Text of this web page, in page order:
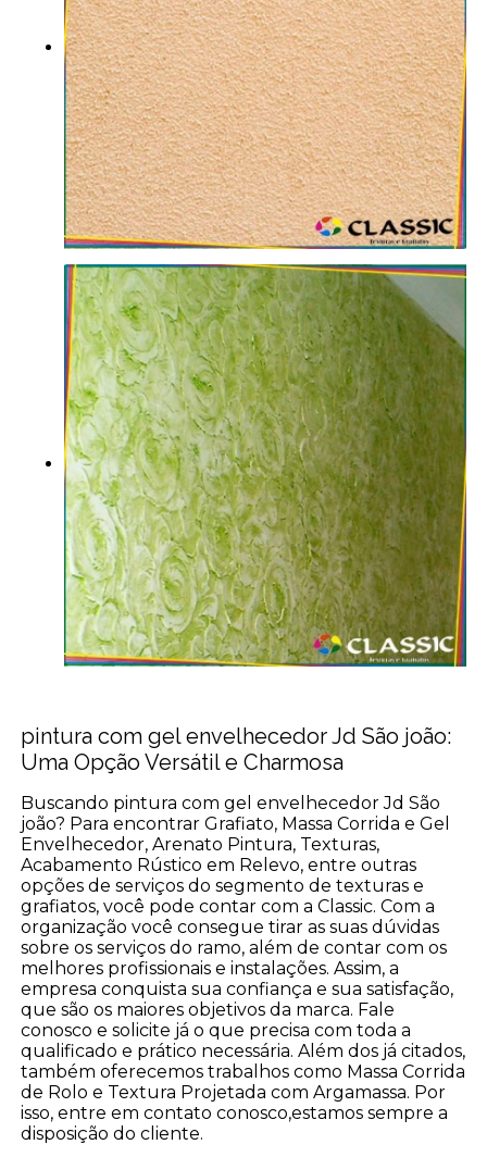
pintura com gel envelhecedor Jd São joão:
Uma Opção Versátil e Charmosa
Buscando pintura com gel envelhecedor Jd São
joão? Para encontrar Grafiato, Massa Corrida e Gel
Envelhecedor, Arenato Pintura, Texturas,
Acabamento Rústico em Relevo, entre outras
opções de serviços do segmento de texturas e
grafiatos, você pode contar com a Classic. Com a
organização você consegue tirar as suas dúvidas
sobre os serviços do ramo, além de contar com os
melhores profissionais e instalações. Assim, a
empresa conquista sua confiança e sua satisfação,
que são os maiores objetivos da marca. Fale
conosco e solicite já o que precisa com toda a
qualificado e prático necessária. Além dos já citados,
também oferecemos trabalhos como Massa Corrida
de Rolo e Textura Projetada com Argamassa. Por
isso, entre em contato conosco,estamos sempre a
disposição do cliente.